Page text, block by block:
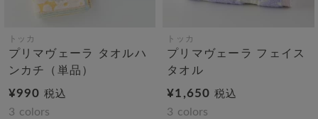
トッカ
プリマヴェーラ タオルハ
ンカチ（単品）
¥990 税込
3 colors
トッカ
プリマヴェーラ フェイス
タオル
¥1,650 税込
3 colors